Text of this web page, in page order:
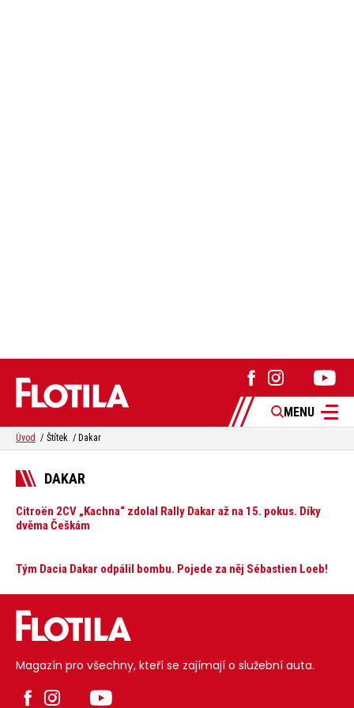
MENU
Úvod Štítek Dakar
DAKAR
Citroën 2CV „Kachna“ zdolal Rally Dakar až na 15. pokus. Díky
dvěma Češkám
Tým Dacia Dakar odpálil bombu. Pojede za něj Sébastien Loeb!
Magazín pro všechny, kteří se zajímají o služební auta.